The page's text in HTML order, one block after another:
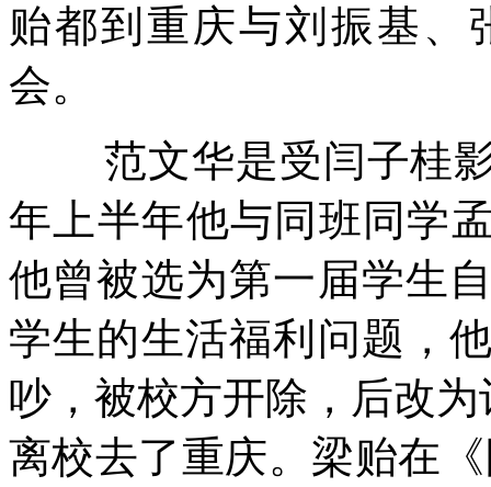
贻都到重庆与刘振基、
会。
范文华是受闫子桂
年上半年他与同班同学
他曾被选为第一届学生
学生的生活福利问题，
吵，被校方开除，后改
离校去了重庆。梁贻在